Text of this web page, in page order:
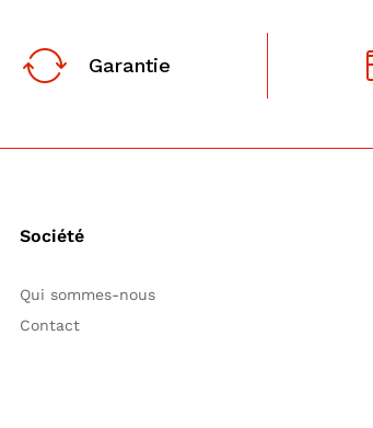
Garantie
Société
Qui sommes-nous
Contact